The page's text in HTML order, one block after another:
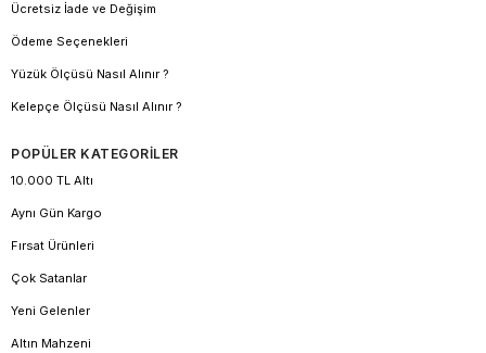
Ücretsiz İade ve Değişim
Ödeme Seçenekleri
Yüzük Ölçüsü Nasıl Alınır ?
Kelepçe Ölçüsü Nasıl Alınır ?
POPÜLER KATEGORİLER
10.000 TL Altı
Aynı Gün Kargo
Fırsat Ürünleri
Çok Satanlar
Yeni Gelenler
Altın Mahzeni